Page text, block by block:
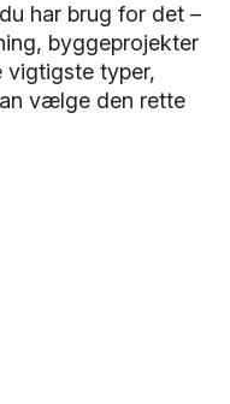
har brug for det –
byggeprojekter
vigtigste typer,
vælge den rette